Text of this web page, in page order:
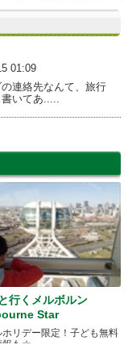
01:09
連絡先なんて、旅行
いてあ.....
行くメルボルン
Star
ホリデー限定！子ども無料
報も☆